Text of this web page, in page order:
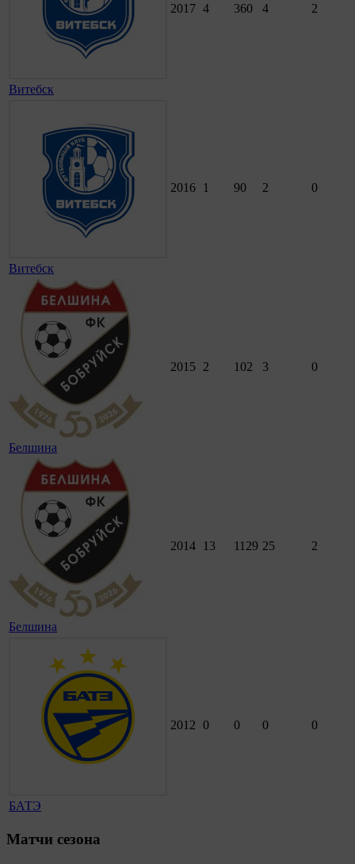
Витебск
2017 4 360 4 2
Витебск
2016 1 90 2 0
Белшина
2015 2 102 3 0
Белшина
2014 13 1129 25 2
БАТЭ
2012 0 0 0 0
Матчи сезона